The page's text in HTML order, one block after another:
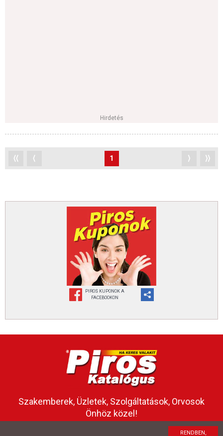
Hirdetés
⟨⟨ ⟨ 1 ⟩ ⟩⟩
PIROS KUPONOK A
FACEBOOKON
Szakemberek, Üzletek, Szolgáltatások, Orvosok
Önhöz közel!
RENDBEN,